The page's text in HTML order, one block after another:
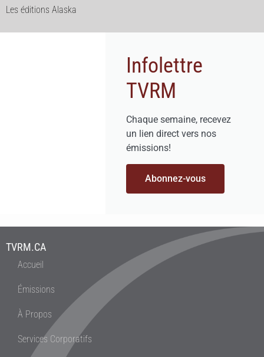
Les éditions Alaska
Infolettre
TVRM
Chaque semaine, recevez
un lien direct vers nos
émissions!
Abonnez-vous
TVRM.CA
Accueil
Émissions
À Propos
Services Corporatifs